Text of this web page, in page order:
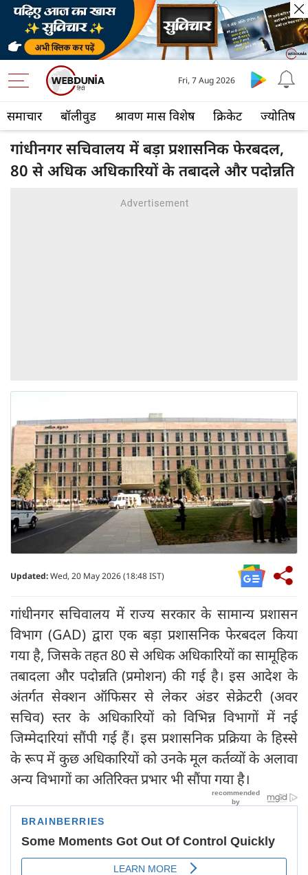
समाचार बॉलीवुड श्रावण मास विशेष क्रिकेट ज्योतिष
Fri, 7 Aug 2026
गांधीनगर सचिवालय में बड़ा प्रशासनिक फेरबदल,
80 से अधिक अधिकारियों के तबादले और पदोन्नति
Updated:Wed, 20 May 2026 (18:48 IST)
गांधीनगर सचिवालय में राज्य सरकार के सामान्य प्रशासन
विभाग (GAD) द्वारा एक बड़ा प्रशासनिक फेरबदल किया
गया है, जिसके तहत 80 से अधिक अधिकारियों का सामूहिक
तबादला और पदोन्नति (प्रमोशन) की गई है। इस आदेश के
अंतर्गत सेक्शन ऑफिसर से लेकर अंडर सेक्रेटरी (अवर
सचिव) स्तर के अधिकारियों को विभिन्न विभागों में नई
जिम्मेदारियां सौंपी गई हैं। इस प्रशासनिक प्रक्रिया के हिस्से
के रूप में कुछ अधिकारियों को उनके मूल कर्तव्यों के अलावा
अन्य विभागों का अतिरिक्त प्रभार भी सौंपा गया है।